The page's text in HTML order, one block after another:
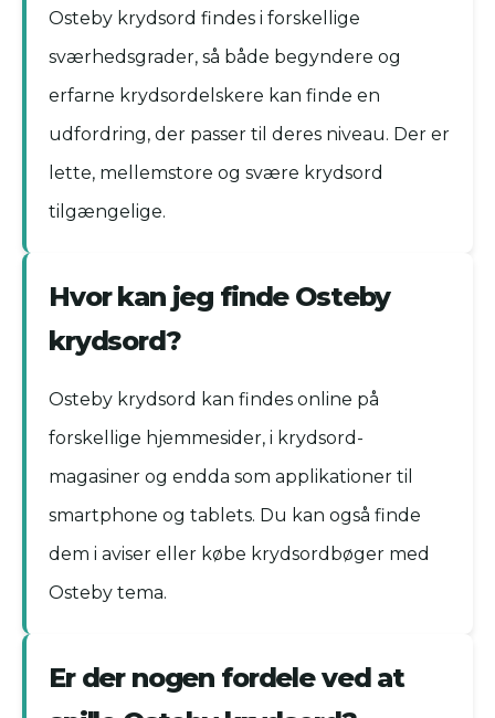
Osteby krydsord findes i forskellige
sværhedsgrader, så både begyndere og
erfarne krydsordelskere kan finde en
udfordring, der passer til deres niveau. Der er
lette, mellemstore og svære krydsord
tilgængelige.
Hvor kan jeg finde Osteby
krydsord?
Osteby krydsord kan findes online på
forskellige hjemmesider, i krydsord-
magasiner og endda som applikationer til
smartphone og tablets. Du kan også finde
dem i aviser eller købe krydsordbøger med
Osteby tema.
Er der nogen fordele ved at